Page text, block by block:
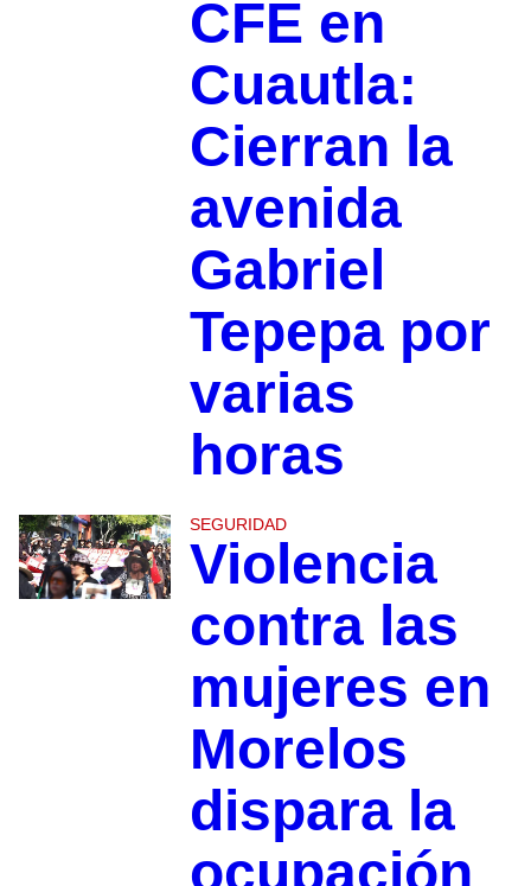
CFE en
Cuautla:
Cierran la
avenida
Gabriel
Tepepa por
varias
horas
SEGURIDAD
Violencia
contra las
mujeres en
Morelos
dispara la
ocupación